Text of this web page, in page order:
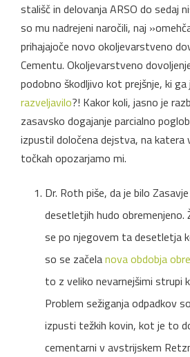
stališč in delovanja ARSO do sedaj
so mu nadrejeni naročili, naj
prihajajoče novo okoljevarstveno
Cementu. Okoljevarstveno
podobno škodljivo kot prejšnje, ki ga
razveljavilo?! Kakor koli, jasno je
zasavsko dogajanje parcialno
izpustil določena dejstva, na katera
točkah opozarjamo mi.
Dr. Roth piše, da je bilo
desetletjih hudo obremenjeno.
se po njegovem ta desetletja
so se začelanova obdobja
to z veliko nevarnejšimi strupi
Problem sežiganja odpadkov
izpusti težkih kovin, kot je to
cementarni v avstrijskem